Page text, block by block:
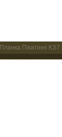
Планка Пікатінні